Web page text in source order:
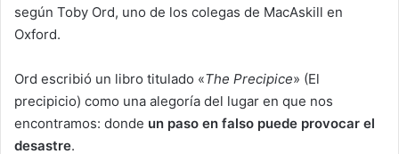
según Toby Ord, uno de los colegas de MacAskill en
Oxford.
Ord escribió un libro titulado «The Precipice» (El
precipicio) como una alegoría del lugar en que nos
encontramos: donde un paso en falso puede provocar el
desastre.